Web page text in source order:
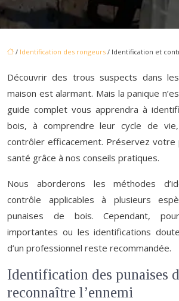
/ Identification des rongeurs / Identification et
Découvrir des trous suspects dans
maison est alarmant. Mais la panique
guide complet vous apprendra à
bois, à comprendre leur cycle de
contrôler efficacement. Préservez
santé grâce à nos conseils pratiques.
Nous aborderons les méthodes
contrôle applicables à plusieurs
punaises de bois. Cependant,
importantes ou les identifications
d’un professionnel reste recommandée.
Identification des punaises
reconnaître l’ennemi